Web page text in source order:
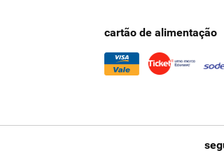
cartão de alimentação